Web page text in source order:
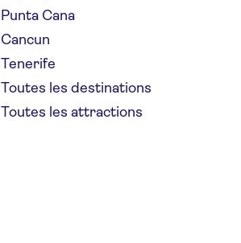
Punta Cana
Cancun
Tenerife
Toutes les destinations
Toutes les attractions